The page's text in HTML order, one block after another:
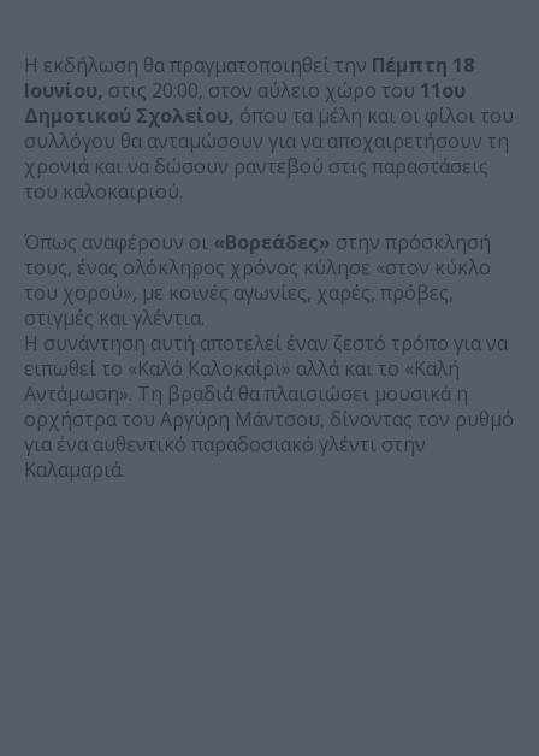
Η εκδήλωση θα πραγματοποιηθεί την Πέμπτη 18
Ιουνίου, στις 20:00, στον αύλειο χώρο του 11ου
Δημοτικού Σχολείου, όπου τα μέλη και οι φίλοι του
συλλόγου θα ανταμώσουν για να αποχαιρετήσουν τη
χρονιά και να δώσουν ραντεβού στις παραστάσεις
του καλοκαιριού.
Όπως αναφέρουν οι «Βορεάδες» στην πρόσκλησή
τους, ένας ολόκληρος χρόνος κύλησε «στον κύκλο
του χορού», με κοινές αγωνίες, χαρές, πρόβες,
στιγμές και γλέντια.
Η συνάντηση αυτή αποτελεί έναν ζεστό τρόπο για να
ειπωθεί το «Καλό Καλοκαίρι» αλλά και το «Καλή
Αντάμωση». Τη βραδιά θα πλαισιώσει μουσικά η
ορχήστρα του Αργύρη Μάντσου, δίνοντας τον ρυθμό
για ένα αυθεντικό παραδοσιακό γλέντι στην
Καλαμαριά.